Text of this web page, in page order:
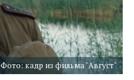
Фото: кадр из фильма "Август"